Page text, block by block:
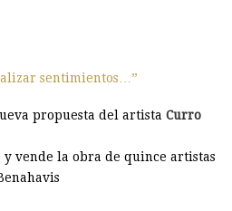
sentimientos…
propuesta del artista Curro
vende la obra de quince artistas